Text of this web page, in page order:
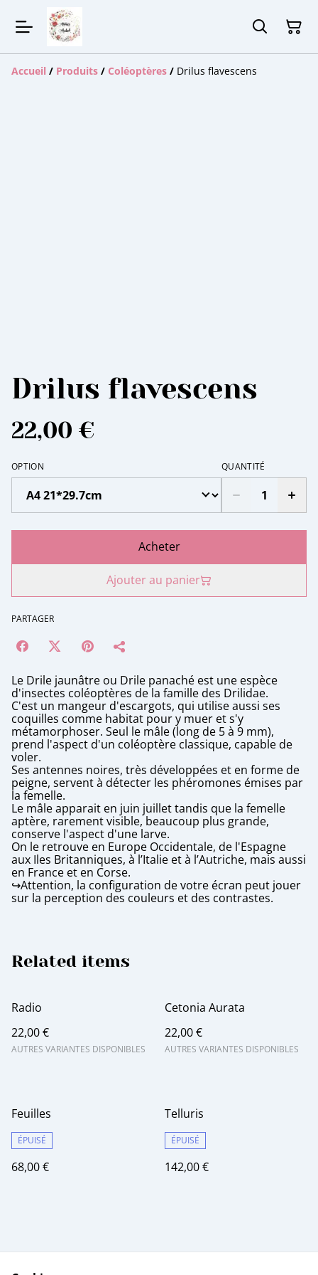
Accueil / Produits / Coléoptères / Drilus flavescens
Drilus flavescens
22,00 €
OPTION QUANTITÉ
Acheter
Ajouter au panier
PARTAGER
Le Drile jaunâtre ou Drile panaché est une espèce
d'insectes coléoptères de la famille des Drilidae.
C'est un mangeur d'escargots, qui utilise aussi ses
coquilles comme habitat pour y muer et s'y
métamorphoser. Seul le mâle (long de 5 à 9 mm),
prend l'aspect d'un coléoptère classique, capable de
voler.
Ses antennes noires, très développées et en forme de
peigne, servent à détecter les phéromones émises par
la femelle.
Le mâle apparait en juin juillet tandis que la femelle
aptère, rarement visible, beaucoup plus grande,
conserve l'aspect d'une larve.
On le retrouve en Europe Occidentale, de l'Espagne
aux Iles Britanniques, à l’Italie et à l’Autriche, mais aussi
en France et en Corse.
↪️Attention, la configuration de votre écran peut jouer
sur la perception des couleurs et des contrastes.
Related items
Radio
22,00 €
AUTRES VARIANTES DISPONIBLES
Cetonia Aurata
22,00 €
AUTRES VARIANTES DISPONIBLES
Feuilles
ÉPUISÉ
68,00 €
Telluris
ÉPUISÉ
142,00 €